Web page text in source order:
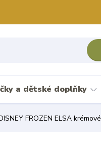
a dětské doplňky
FROZEN ELSA krémové